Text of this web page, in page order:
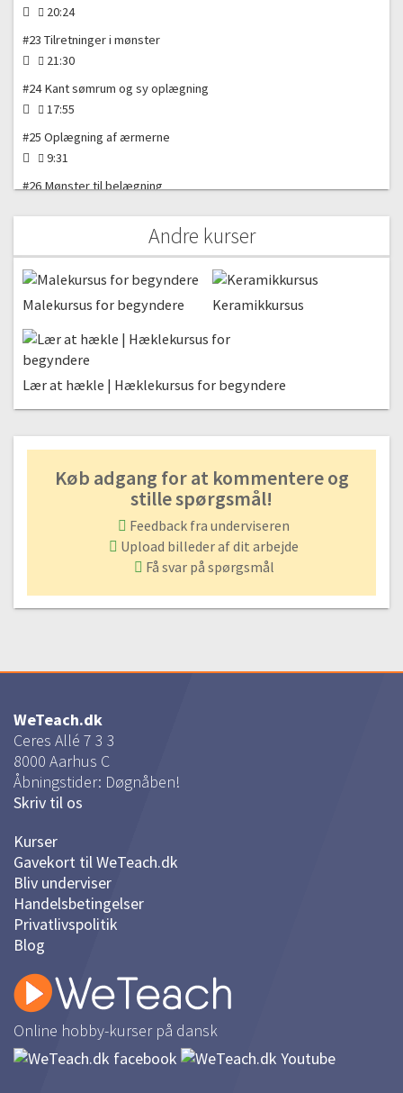
20:24
#23 Tilretninger i mønster
21:30
#24 Kant sømrum og sy oplægning
17:55
#25 Oplægning af ærmerne
9:31
#26 Mønster til belægning
#27 Sy belægning i halsen
26:08
#28 Dit næste step
Gratis video
3:17
Andre kurser
Malekursus for begyndere Keramikkursus
Lær at hækle | Hæklekursus for begyndere
Køb adgang for at kommentere og
stille spørgsmål!
Feedback fra underviseren
Upload billeder af dit arbejde
Få svar på spørgsmål
WeTeach.dk
Ceres Allé 7 3 3
8000 Aarhus C
Åbningstider: Døgnåben!
Skriv til os
Kurser
Gavekort til WeTeach.dk
Bliv underviser
Handelsbetingelser
Privatlivspolitik
Blog
Online hobby-kurser på dansk